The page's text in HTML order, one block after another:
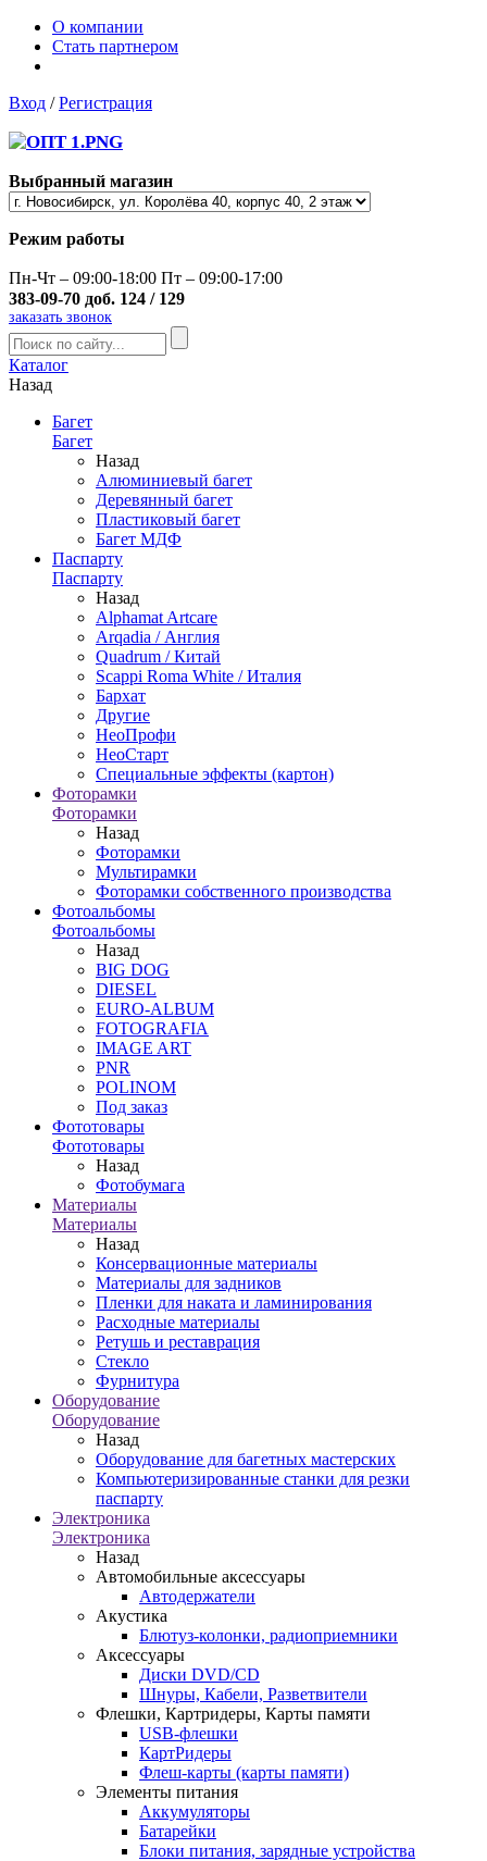
О компании
Стать партнером
Вход /Регистрация
Выбранный магазин
Режим работы
Пн-Чт – 09:00-18:00 Пт – 09:00-17:00
383-09-70 доб. 124 / 129
заказать звонок
Каталог
Назад
Багет
Багет
Назад
Алюминиевый багет
Деревянный багет
Пластиковый багет
Багет МДФ
Паспарту
Паспарту
Назад
Alphamat Artcare
Arqadia / Англия
Quadrum / Китай
Scappi Roma White / Италия
Бархат
Другие
НеоПрофи
НеоСтарт
Специальные эффекты (картон)
Фоторамки
Фоторамки
Назад
Фоторамки
Мультирамки
Фоторамки собственного производства
Фотоальбомы
Фотоальбомы
Назад
BIG DOG
DIESEL
EURO-ALBUM
FOTOGRAFIA
IMAGE ART
PNR
POLINOM
Под заказ
Фототовары
Фототовары
Назад
Фотобумага
Материалы
Материалы
Назад
Консервационные материалы
Материалы для задников
Пленки для наката и ламинирования
Расходные материалы
Ретушь и реставрация
Стекло
Фурнитура
Оборудование
Оборудование
Назад
Оборудование для багетных мастерских
Компьютеризированные станки для резки
паспарту
Электроника
Электроника
Назад
Автомобильные аксессуары
Автодержатели
Акустика
Блютуз-колонки, радиоприемники
Аксессуары
Диски DVD/CD
Шнуры, Кабели, Разветвители
Флешки, Картридеры, Карты памяти
USB-флешки
КартРидеры
Флеш-карты (карты памяти)
Элементы питания
Аккумуляторы
Батарейки
Блоки питания, зарядные устройства